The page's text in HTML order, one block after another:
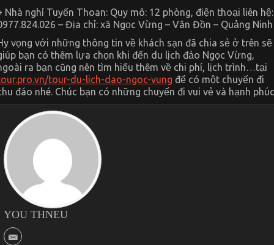
Nhà nghỉ Tuyến Thoan: Quy mô: 12 phòng, điện thoại liên hệ:
– Địa chỉ: xã Ngọc Vừng – Vân Đồn – Quảng Ninh
vọng với những thông tin về khách sạn đã chia sẻ ở trên sẽ
bạn có thêm lựa chọn khi đến du lịch đảo Ngọc Vừng,
ra bạn cũng nên tìm hiểu thêm về chi phí, lịch trình…tại
tour-du-lich-dao-ngoc-vung để có một chuyến đi
đáo nhé. Chúc bạn có những chuyến đi vui vẻ và hạnh
YOU THNEU